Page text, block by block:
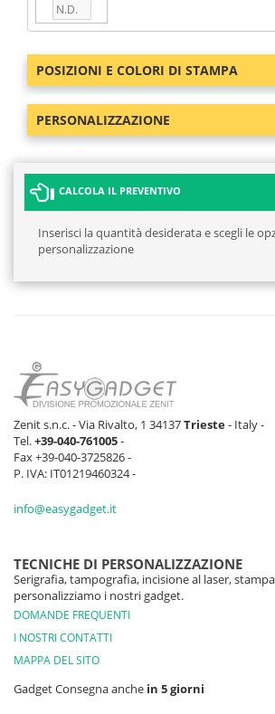
POSIZIONI E COLORI DI STAMPA
PERSONALIZZAZIONE
CALCOLA IL PREVENTIVO
Inserisci la quantità desiderata e scegli le
personalizzazione
Zenit s.n.c. - Via Rivalto, 1 34137Trieste- Italy -
Tel.+39-040-761005-
Fax +39-040-3725826 -
P. IVA: IT01219460324 -
info@easygadget.it
TECNICHE DI PERSONALIZZAZIONE
Serigrafia, tampografia, incisione al laser,
personalizziamo i nostri gadget.
DOMANDE FREQUENTI
I NOSTRI CONTATTI
MAPPA DEL SITO
Gadget Consegna anche in 5 giorni